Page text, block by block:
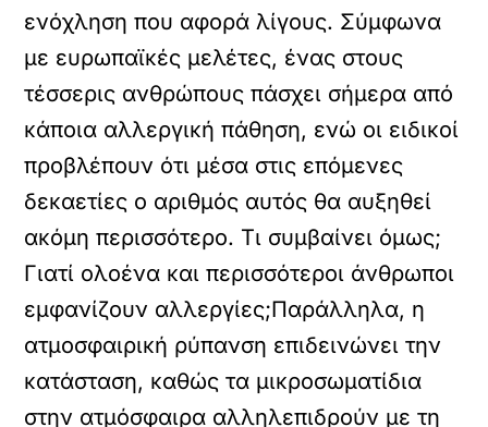
ενόχληση που αφορά λίγους. Σύμφωνα
με ευρωπαϊκές μελέτες, ένας στους
τέσσερις ανθρώπους πάσχει σήμερα από
κάποια αλλεργική πάθηση, ενώ οι ειδικοί
προβλέπουν ότι μέσα στις επόμενες
δεκαετίες ο αριθμός αυτός θα αυξηθεί
ακόμη περισσότερο. Τι συμβαίνει όμως;
Γιατί ολοένα και περισσότεροι άνθρωποι
εμφανίζουν αλλεργίες;Παράλληλα, η
ατμοσφαιρική ρύπανση επιδεινώνει την
κατάσταση, καθώς τα μικροσωματίδια
στην ατμόσφαιρα αλληλεπιδρούν με τη